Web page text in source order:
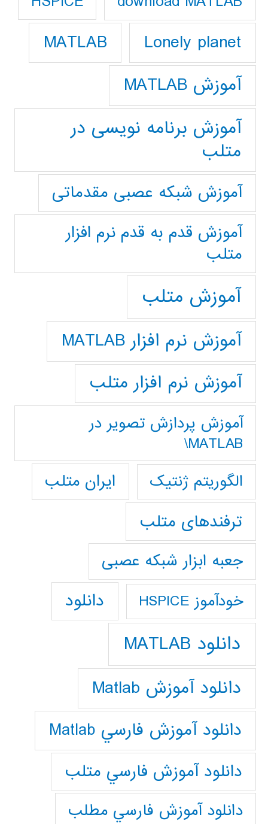
Lonely planet
MATLAB
آموزش MATLAB
آموزش برنامه نویسی در
متلب
آموزش شبکه عصبی مقدماتی
آموزش قدم به قدم نرم افزار
متلب
آموزش متلب
آموزش نرم افزار MATLAB
آموزش نرم افزار متلب
آموزش پردازش تصوير در
MATLAB\
الگوریتم ژنتیک
ایران متلب
ترفندهای متلب
جعبه ابزار شبکه عصبی
خودآموز HSPICE دانلود
دانلود MATLAB
دانلود آموزش Matlab
دانلود آموزش فارسي Matlab
دانلود آموزش فارسي متلب
دانلود آموزش فارسي مطلب